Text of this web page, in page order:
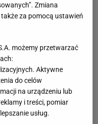
Zmiana
za pomocą ustawień
możemy przetwarzać
Aktywne
do celów
na urządzeniu lub
i treści, pomiar
usług.